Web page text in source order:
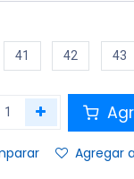
41 42 43
Agregar